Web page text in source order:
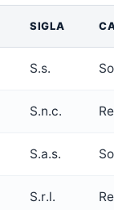
SIGLA
S.s.
S.n.c.
S.a.s.
S.r.l.